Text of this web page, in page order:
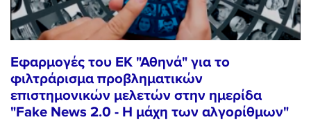
Εφαρμογές του ΕΚ "Αθηνά" για το
φιλτράρισμα προβληματικών
επιστημονικών μελετών στην ημερίδα
"Fake News 2.0 - Η μάχη των αλγορίθμων"